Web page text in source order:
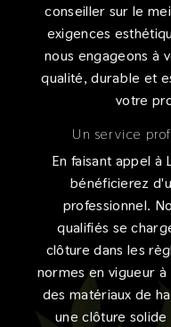
conseiller sur le
exigences
nous engageons à
qualité, durable et
votre
Un service
En faisant appel à
bénéficierez
professionnel.
qualifiés se
clôture dans les
normes en vigueur
des matériaux de
une clôture